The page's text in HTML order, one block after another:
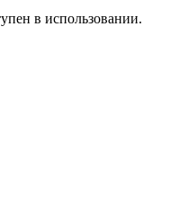
в использовании.